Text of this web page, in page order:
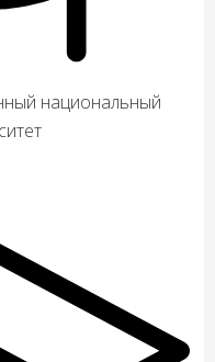
национальный